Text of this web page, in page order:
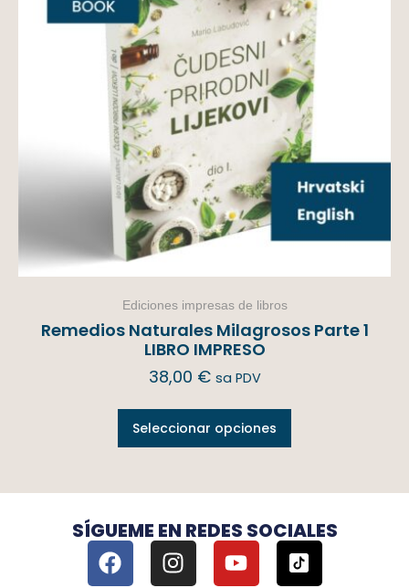
Ediciones impresas de libros
Remedios Naturales Milagrosos Parte 1
LIBRO IMPRESO
38,00 € sa PDV
Seleccionar opciones
SÍGUEME EN REDES SOCIALES